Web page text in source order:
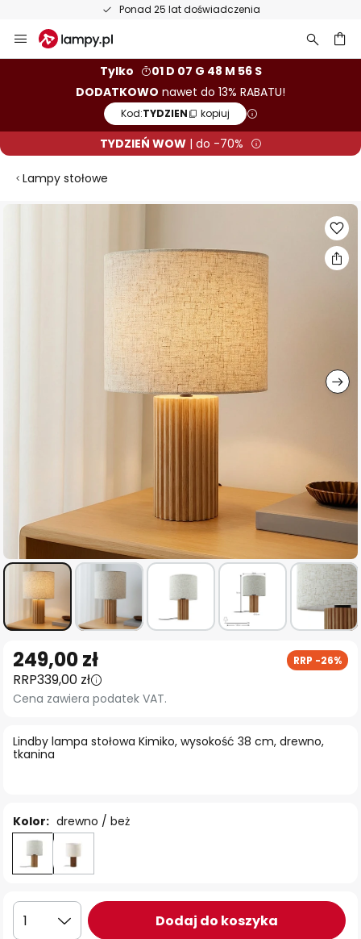
50-dniowy termin zwrotu towaru
Przejdź
do
Tylko
01 D 07 G 48 M 55 S
DODATKOWO nawet do 13% RABATU!
Kod:TYDZIEN kopiuj
TYDZIEŃ WOW| do -70%
Lampy stołowe
na
początek
galerii
Lindby lampa stołowa Kimiko, wysokość 38 cm, drewno,
tkanina
249,00 zł RRP -26%
RRP339,00 zł
Cena zawiera podatek VAT.
Kolor: drewno / beż
1 Dodaj do koszyka